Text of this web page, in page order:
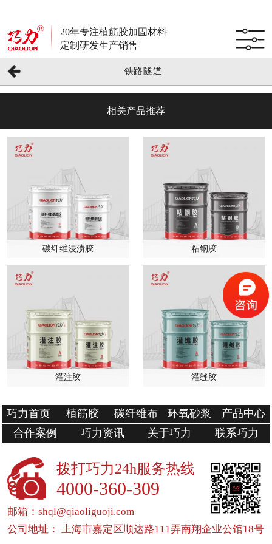
20年专注植筋胶加固材料
定制研发生产销售
铁路隧道
相关产品推荐
碳纤维浸渍胶 粘钢胶
灌注胶 灌缝胶
巧力首页 植筋胶 碳纤维布 环氧砂浆
产品中心
合作案例
巧力资讯 关于巧力 联系巧力
拨打巧力24h服务热线
4000-360-309
邮箱：shql@qiaoliguoji.com
公司地址： 上海市嘉定区顺达路111弄南翔企业公馆18号